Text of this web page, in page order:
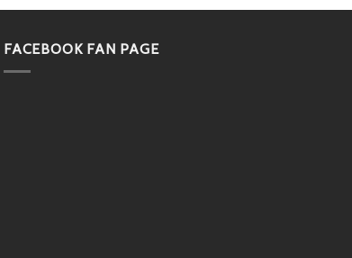
FACEBOOK FAN PAGE